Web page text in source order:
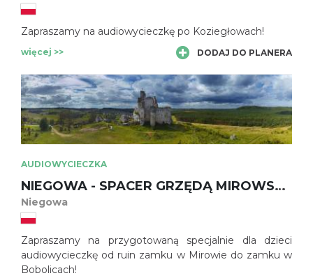
Zapraszamy na audiowycieczkę po Koziegłowach!
więcej >> DODAJ DO PLANERA
AUDIOWYCIECZKA
NIEGOWA - SPACER GRZĘDĄ MIROWSKĄ Z ZAMKU W MIROWIE DO ZAMKU BOBOLICE – DLA DZIECI
Niegowa
Zapraszamy na przygotowaną specjalnie dla dzieci
audiowycieczkę od ruin zamku w Mirowie do zamku w
Bobolicach!